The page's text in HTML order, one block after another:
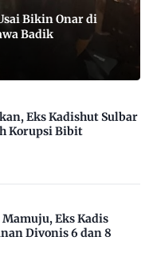
Bikin Onar di
Badik
Eks Kadishut Sulbar
Korupsi Bibit
Eks Kadis
Divonis 6 dan 8